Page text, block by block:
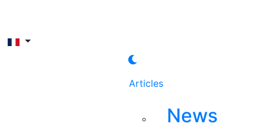
Articles
News